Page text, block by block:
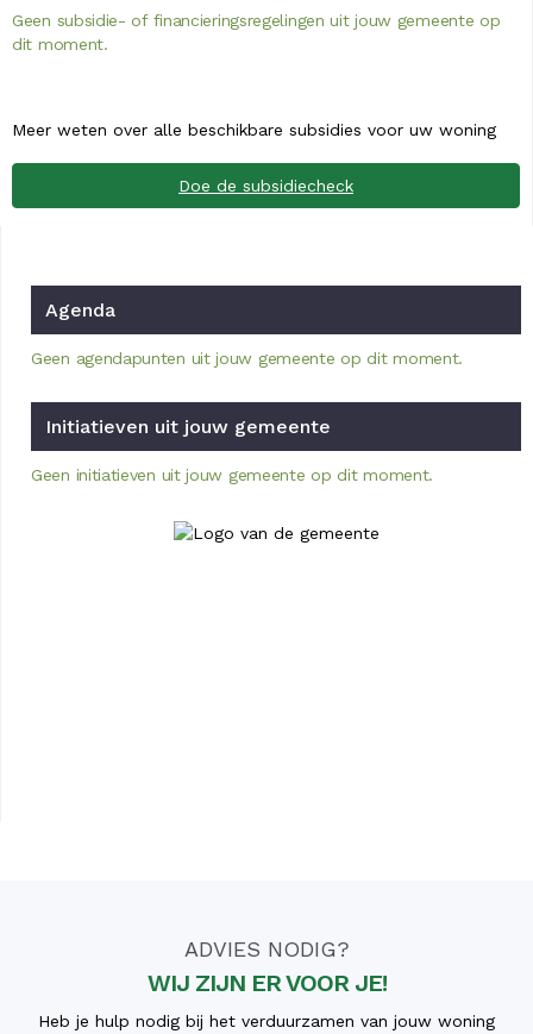
Geen subsidie- of financieringsregelingen uit jouw gemeente op
dit moment.
Meer weten over alle beschikbare subsidies voor uw woning
Doe de subsidiecheck
Agenda
Geen agendapunten uit jouw gemeente op dit moment.
Initiatieven uit jouw gemeente
Geen initiatieven uit jouw gemeente op dit moment.
ADVIES NODIG?
WIJ ZIJN ER VOOR JE!
Heb je hulp nodig bij het verduurzamen van jouw woning